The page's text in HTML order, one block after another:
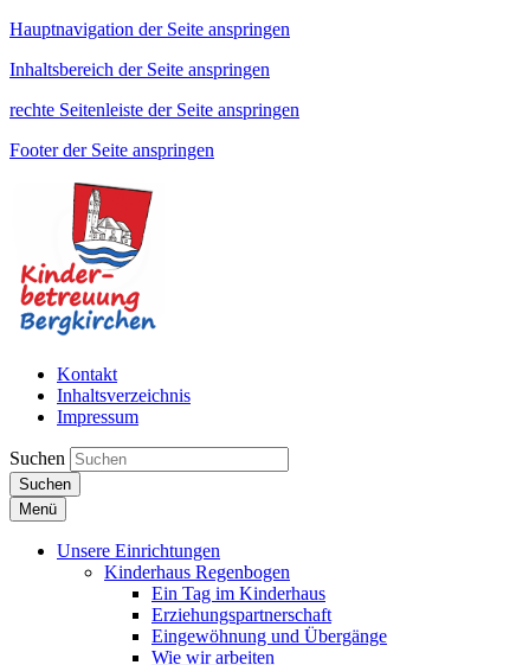
Hauptnavigation der Seite anspringen
Inhaltsbereich der Seite anspringen
rechte Seitenleiste der Seite anspringen
Footer der Seite anspringen
Kontakt
Inhaltsverzeichnis
Impressum
Suchen
Suchen
Menü
Unsere Einrichtungen
Kinderhaus Regenbogen
Ein Tag im Kinderhaus
Erziehungspartnerschaft
Eingewöhnung und Übergänge
Wie wir arbeiten